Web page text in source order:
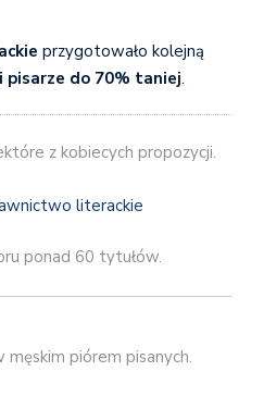
przygotowało kolejną
pisarze do 70% taniej.
z kobiecych propozycji.
ponad 60 tytułów.
piórem pisanych.